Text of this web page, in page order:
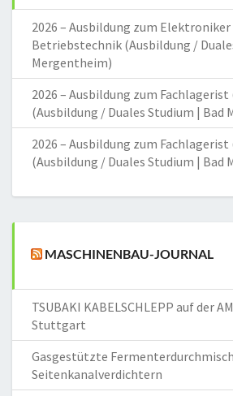
2026 – Ausbildung zum
Betriebstechnik (Ausbildung /
Mergentheim)
2026 – Ausbildung zum
(Ausbildung / Duales Studium | Bad
2026 – Ausbildung zum
(Ausbildung / Duales Studium | Bad
MASCHINENBAU-JOURNAL
TSUBAKI KABELSCHLEPP auf der
Stuttgart
Gasgestützte
Seitenkanalverdichtern